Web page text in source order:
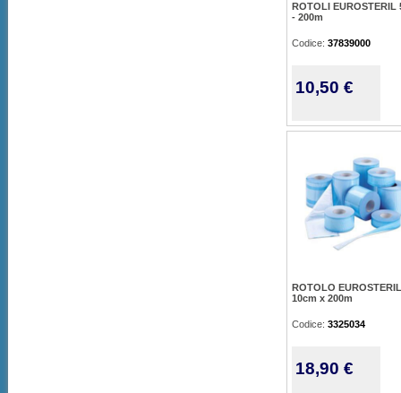
ROTOLI EUROSTERIL
- 200m
Codice: 37839000
10,50 €
ROTOLO EUROSTERIL
10cm x 200m
Codice: 3325034
18,90 €